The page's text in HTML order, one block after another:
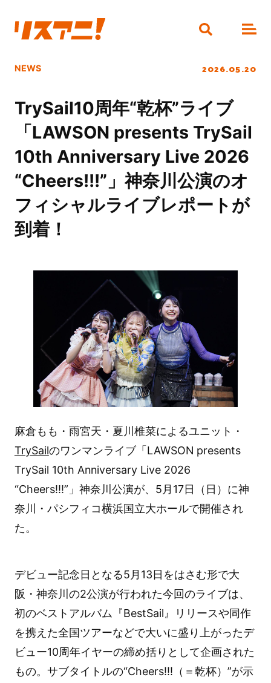
NEWS 2026.05.20
TrySail10周年“乾杯”ライブ
「LAWSON presents TrySail
10th Anniversary Live 2026
“Cheers!!!”」神奈川公演のオ
フィシャルライブレポートが
到着！
麻倉もも・雨宮天・夏川椎菜によるユニット・
TrySailのワンマンライブ「LAWSON presents
TrySail 10th Anniversary Live 2026
“Cheers!!!”」神奈川公演が、5月17日（日）に神
奈川・パシフィコ横浜国立大ホールで開催され
た。
デビュー記念日となる5月13日をはさむ形で大
阪・神奈川の2公演が行われた今回のライブは、
初のベストアルバム『BestSail』リリースや同作
を携えた全国ツアーなどで大いに盛り上がったデ
ビュー10周年イヤーの締め括りとして企画された
もの。サブタイトルの“Cheers!!!（＝乾杯）”が示